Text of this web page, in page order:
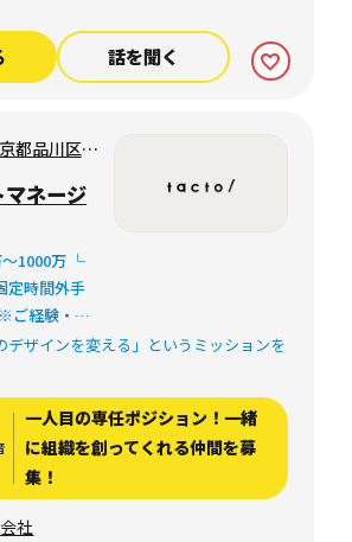
話を聞く
都品川区上
リモートワ
）
ネージ
～1000万 └
定時間外手
ご経験・ス
当社規定に
超える時
の割増賃金
デザインを変える」というミッションを
一人目の専任ポジション！一緒
に組織を創ってくれる仲間を募
集！
社